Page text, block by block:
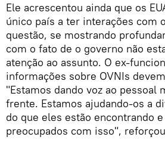
Ele acrescentou ainda que os
único país a ter interações com
questão, se mostrando
com o fato de o governo não
atenção ao assunto. O ex-
informações sobre OVNIs
"Estamos dando voz ao pessoal
frente. Estamos ajudando-os a
do que eles estão encontrando
preocupados com isso",